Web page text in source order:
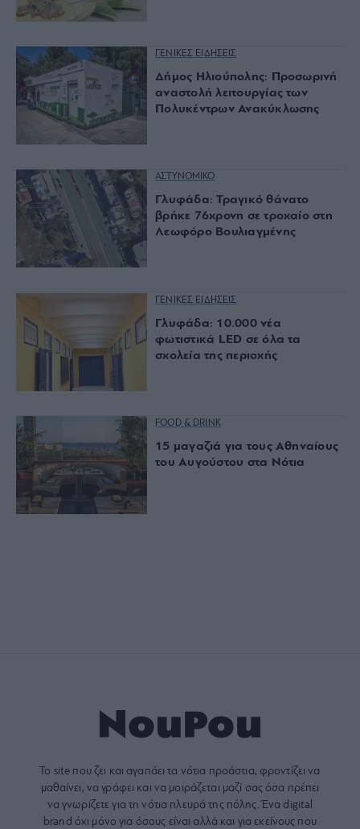
ΓΕΝΙΚΕΣ ΕΙΔΗΣΕΙΣ
Δήμος Ηλιούπολης: Προσωρινή
αναστολή λειτουργίας των
Πολυκέντρων Ανακύκλωσης
ΑΣΤΥΝΟΜΙΚΟ
Γλυφάδα: Τραγικό θάνατο
βρήκε 76χρονη σε τροχαίο στη
Λεωφόρο Βουλιαγμένης
ΓΕΝΙΚΕΣ ΕΙΔΗΣΕΙΣ
Γλυφάδα: 10.000 νέα
φωτιστικά LED σε όλα τα
σχολεία της περιοχής
FOOD & DRINK
15 μαγαζιά για τους Αθηναίους
του Αυγούστου στα Νότια
Το site που ζει και αγαπάει τα νότια προάστια, φροντίζει να
μαθαίνει, να γράφει και να μοιράζεται μαζί σας όσα πρέπει
να γνωρίζετε για τη νότια πλευρά της πόλης. Ένα digital
brand όχι μόνο για όσους είναι αλλά και για εκείνους που